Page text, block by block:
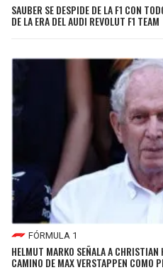
SAUBER SE DESPIDE DE LA F1 CON
DE LA ERA DEL AUDI REVOLUT F1 TEAM
FÓRMULA 1
HELMUT MARKO SEÑALA A CHRISTIAN
CAMINO DE MAX VERSTAPPEN COMO